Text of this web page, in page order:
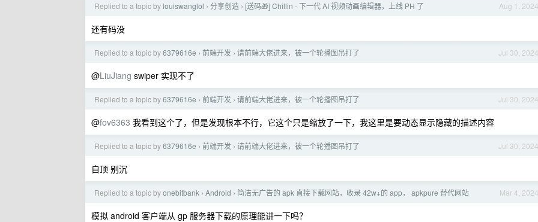
Aug 1, 2024
Replied to a topic by louiswanglol › 分享创造 › [送码🎁] Chillin - 下一代 AI 视频动画编辑器，上线 PH 了
还有码没
Jul 30, 2024
Replied to a topic by6379616e › 前端开发 › 请前端大佬进来，被一个轮播图吊打了
@LiuJiang swiper 实现不了
Jul 30, 2024
Replied to a topic by6379616e › 前端开发 › 请前端大佬进来，被一个轮播图吊打了
@fov6363 我看到这个了，但是发现根本不行，它这个只是缩放了一下，我这里是要动态显示隐藏的描述内容
Jul 30, 2024
Replied to a topic by6379616e › 前端开发 › 请前端大佬进来，被一个轮播图吊打了
自顶 别沉
Mar 4, 2024
Replied to a topic byonebitbank › Android › 简洁无广告的 apk 直接下载网站，收录 42w+的 app， apkpure 替代网站
模拟 android 客户端从 gp 服务器下载的原理能讲一下吗？